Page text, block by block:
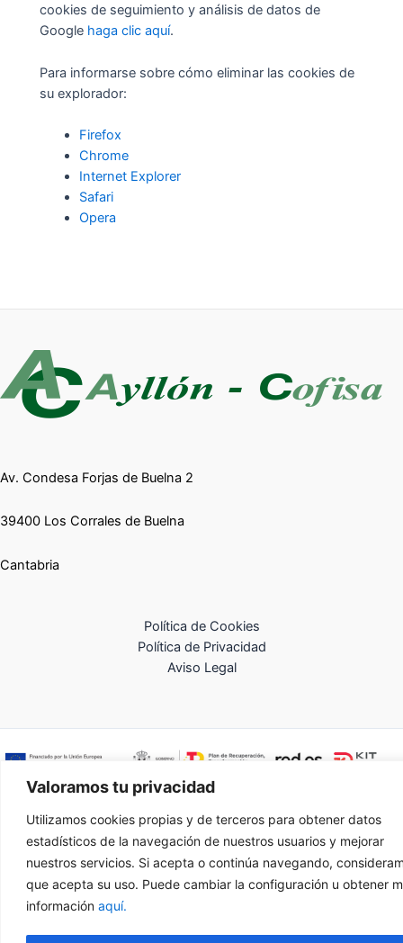
Valoramos tu privacidad
Utilizamos cookies propias y de terceros para obtener datos
estadísticos de la navegación de nuestros usuarios y mejorar
nuestros servicios. Si acepta o continúa navegando,
que acepta su uso. Puede cambiar la configuración u obtener
información aquí.
cookies de seguimiento y análisis de datos de
Google haga clic aquí.
Para informarse sobre cómo eliminar las cookies de
su explorador:
Firefox
Chrome
Internet Explorer
Safari
Opera
Av. Condesa Forjas de Buelna 2
39400 Los Corrales de Buelna
Cantabria
Política de Cookies
Política de Privacidad
Aviso Legal